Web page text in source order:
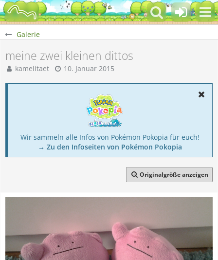
Galerie
meine zwei kleinen dittos
kamelitaet 10. Januar 2015
Wir sammeln alle Infos von Pokémon Pokopia für euch!
→ Zu den Infoseiten von Pokémon Pokopia
Originalgröße anzeigen